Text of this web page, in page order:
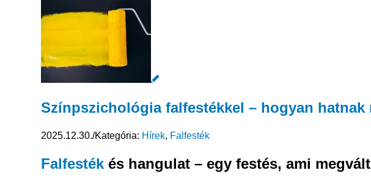
Színpszichológia falfestékkel – hogyan hatnak
2025.12.30./Kategória: Hírek, Falfesték
Falfesték és hangulat – egy festés, ami